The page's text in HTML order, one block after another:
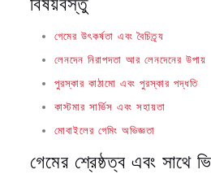
গেমের উৎকর্ষতা এবং বৈচিত্র্য
লেনদেন নিরাপদতা আর লেনদেনের উপায়
পুরস্কার কাঠামো এবং পুরস্কার পদ্ধতি
কাস্টমার সার্ভিস এবং সহায়তা
মোবাইলের গেমিং অভিজ্ঞতা
গেমের শ্রেষ্ঠত্ব এবং সাথে